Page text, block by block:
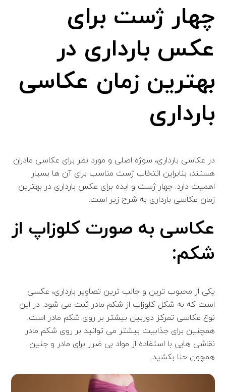
چهار ژست برای
عکس بارداری در
بهترین زمان عکاسی
بارداری
در عکاسی بارداری، سوژه اصلی و مورد نظر برای عکاسی مادران
هستند، بنابراین انتخاب ژست مناسب برای آن ها بسیار
اهمیت دارد. چهار ژست و ایده برای عکس بارداری در بهترین
زمان عکاسی بارداری به شرح زیر است.
عکاسی به صورت کلوزاپ از
شکم:
یکی از محبوب ترین و جالب ترین تصاویر بارداری، عکسی
است که به شکل کلوزاپ از شکم مادر ثبت می شود. در این
نوع عکاسی تمرکز دوربین بیشتر بر روی شکم مادر است.
همچنین برای جذابیت بیشتر می توانید بر روی شکم مادر
نقاشی هایی با استفاده از مواد بی ضرر برای مادر و جنین
همچون حنا بکشید.